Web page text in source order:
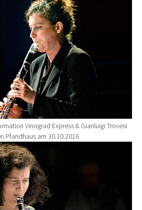
Vinograd Express & Gianluigi Trovesi
Pfandhaus am 30.10.2016
for: